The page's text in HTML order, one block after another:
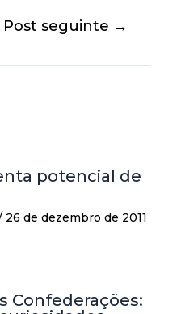
Post seguinte →
potencial de
26 de dezembro de 2011
Confederações: